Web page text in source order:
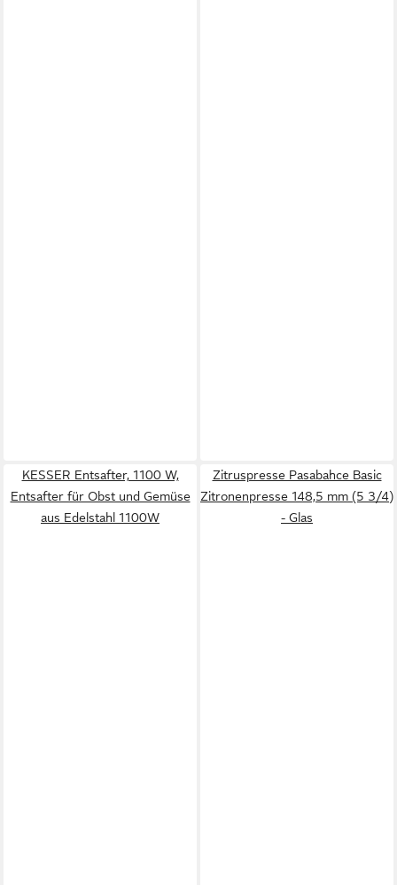
KESSER Entsafter, 1100 W,
Entsafter für Obst und Gemüse
aus Edelstahl 1100W
Zitruspresse Pasabahce Basic
Zitronenpresse 148,5 mm (5 3/4)
- Glas